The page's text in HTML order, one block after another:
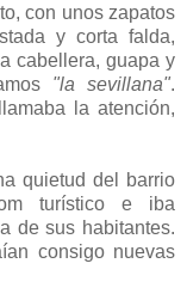
con unos zapatos
y corta falda,
cabellera, guapa y
"la sevillana".
la atención,
quietud del barrio
turístico e iba
de sus habitantes.
consigo nuevas